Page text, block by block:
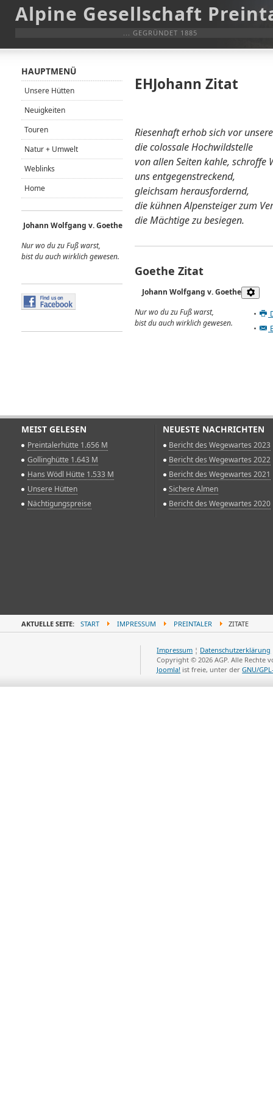
Alpine Gesellschaft
... GEGRÜNDET 1885
EHJohann Zitat
Riesenhaft erhob sich vor
die colossale Hochwildstelle
von allen Seiten kahle, schroffe
uns entgegenstreckend,
gleichsam herausfordernd,
die kühnen Alpensteiger zum
die Mächtige zu besiegen.
Goethe Zitat
Johann Wolfgang v. Goethe
Nur wo du zu Fuß warst,
bist du auch wirklich gewesen.
HAUPTMENÜ
Unsere Hütten
Neuigkeiten
Touren
Natur + Umwelt
Weblinks
Home
Johann Wolfgang v. Goethe
Nur wo du zu Fuß warst,
bist du auch wirklich gewesen.
MEIST GELESEN
Preintalerhütte 1.656 M
Gollinghütte 1.643 M
Hans Wödl Hütte 1.533 M
Unsere Hütten
Nächtigungspreise
NEUESTE NACHRICHTEN
Bericht des Wegewartes 2023
Bericht des Wegewartes 2022
Bericht des Wegewartes 2021
Sichere Almen
Bericht des Wegewartes 2020
AKTUELLE SEITE: START IMPRESSUM PREINTALER ZITATE
Impressum ¦ Datenschutzerklärung
Copyright © 2026 AGP. Alle Rechte
Joomla! ist freie, unter derGNU/